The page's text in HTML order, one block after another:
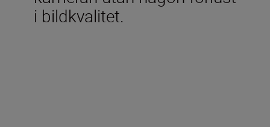
i bildkvalitet.